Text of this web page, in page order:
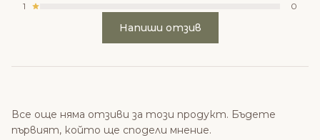
1
0
Напиши отзив
Все още няма отзиви за този продукт. Бъдете
първият, който ще сподели мнение.